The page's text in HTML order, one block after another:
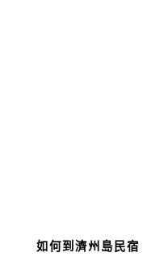
如何到濟州島民宿